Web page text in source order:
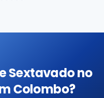
Sextavado no
Colombo?